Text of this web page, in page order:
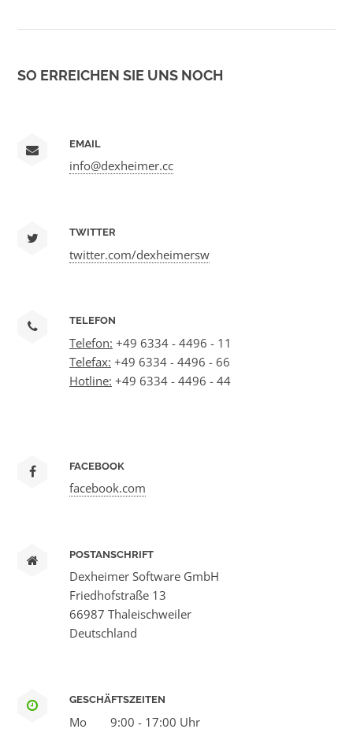
SO ERREICHEN SIE UNS NOCH
EMAIL
info@dexheimer.cc
TWITTER
twitter.com/dexheimersw
TELEFON
Telefon: +49 6334 - 4496 - 11
Telefax: +49 6334 - 4496 - 66
Hotline: +49 6334 - 4496 - 44
FACEBOOK
facebook.com
POSTANSCHRIFT
Dexheimer Software GmbH
Friedhofstraße 13
66987 Thaleischweiler
Deutschland
GESCHÄFTSZEITEN
Mo 9:00 - 17:00 Uhr